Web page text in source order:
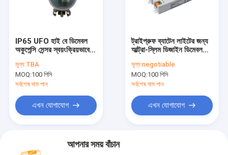
IP65 UFO হাই বে ডিমেবল
অকুপেন্সি সেন্সর স্বয়ংক্রিয়ভাবে
মূল্য:TBA
MOQ:100 পিসি
সর্বশেষ দাম পান
এখন যোগাযোগ
ট্রাইপ্রুফ ব্যাটেন লাইটের জন্য
আল্ট্রা-স্লিম ডিজাইন ডিমেবল
মূল্য:negotiable
MOQ:100 পিসি
সর্বশেষ দাম পান
এখন যোগাযোগ
আপনার সময় বাঁচান